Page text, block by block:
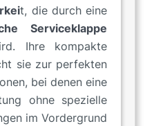
t, die durch eine
Serviceklappe
Ihre kompakte
sie zur perfekten
bei denen eine
ohne spezielle
im Vordergrund